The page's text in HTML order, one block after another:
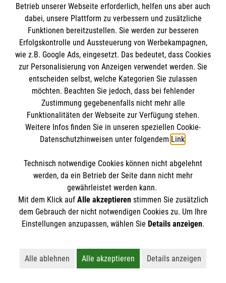
Spendenkonto
Empfänger: Malteser Hilfsdienst e.V.
IBAN: DE10 3706 0120 1201 2000 12
BIC: GENODED 1PA7
Newsletter abonnieren
Cookies verwalten| AGB|Impressum|Datenschutz|
Barrierefreiheit|Kontakt|Sharepoint|Mediathek
Betrieb unserer Webseite erforderlich, helfen uns aber auch
dabei, unsere Plattform zu verbessern und zusätzliche
Funktionen bereitzustellen. Sie werden zur besseren
Erfolgskontrolle und Aussteuerung von Werbekampagnen,
wie z.B. Google Ads, eingesetzt. Das bedeutet, dass Cookies
zur Personalisierung von Anzeigen verwendet werden. Sie
entscheiden selbst, welche Kategorien Sie zulassen
möchten. Beachten Sie jedoch, dass bei fehlender
Zustimmung gegebenenfalls nicht mehr alle
Funktionalitäten der Webseite zur Verfügung stehen.
Weitere Infos finden Sie in unseren speziellen Cookie-
Datenschutzhinweisen unter folgendem Link.
Technisch notwendige Cookies können nicht abgelehnt
werden, da ein Betrieb der Seite dann nicht mehr
gewährleistet werden kann.
Mit dem Klick auf Alle akzeptierenstimmen Sie zusätzlich
dem Gebrauch der nicht notwendigen Cookies zu. Um Ihre
Einstellungen anzupassen, wählen Sie Details anzeigen.
Alle ablehnen
Lehnt alle nicht-essentiellen Cookies ab
Alle akzeptieren
Akzeptiert alle Cookies
Details anzeigen